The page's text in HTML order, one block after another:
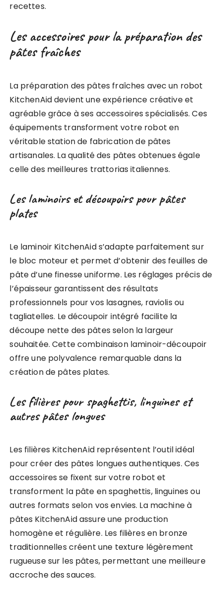
recettes.
Les accessoires pour la préparation des
pâtes fraîches
La préparation des pâtes fraîches avec un robot
KitchenAid devient une expérience créative et
agréable grâce à ses accessoires spécialisés. Ces
équipements transforment votre robot en
véritable station de fabrication de pâtes
artisanales. La qualité des pâtes obtenues égale
celle des meilleures trattorias italiennes.
Les laminoirs et découpoirs pour pâtes
plates
Le laminoir KitchenAid s’adapte parfaitement sur
le bloc moteur et permet d’obtenir des feuilles de
pâte d’une finesse uniforme. Les réglages précis de
l’épaisseur garantissent des résultats
professionnels pour vos lasagnes, raviolis ou
tagliatelles. Le découpoir intégré facilite la
découpe nette des pâtes selon la largeur
souhaitée. Cette combinaison laminoir-découpoir
offre une polyvalence remarquable dans la
création de pâtes plates.
Les filières pour spaghettis, linguines et
autres pâtes longues
Les filières KitchenAid représentent l’outil idéal
pour créer des pâtes longues authentiques. Ces
accessoires se fixent sur votre robot et
transforment la pâte en spaghettis, linguines ou
autres formats selon vos envies. La machine à
pâtes KitchenAid assure une production
homogène et régulière. Les filières en bronze
traditionnelles créent une texture légèrement
rugueuse sur les pâtes, permettant une meilleure
accroche des sauces.